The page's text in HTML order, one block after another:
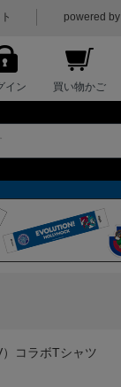
powered by
イン 買い物かご
コラボTシャツ